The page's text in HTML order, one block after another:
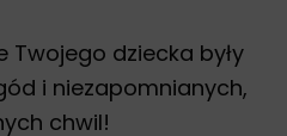
Twojego dziecka były
i niezapomnianych,
chwil!